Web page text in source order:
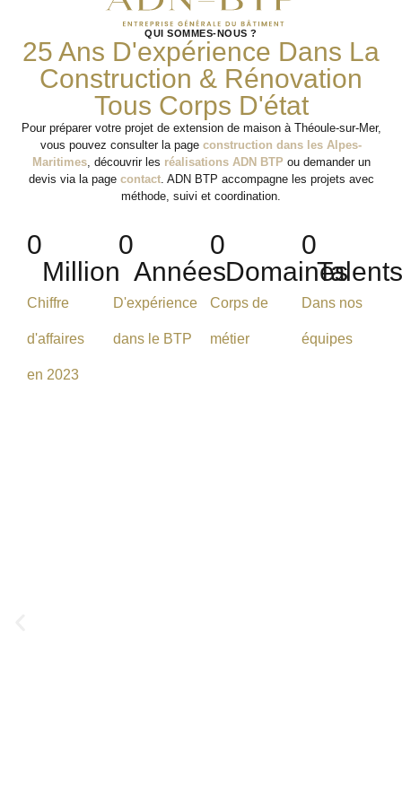
QUI SOMMES-NOUS ?
25 Ans D'expérience Dans La
Construction & Rénovation
Tous Corps D'état
Pour préparer votre projet de extension de maison à Théoule-sur-Mer,
vous pouvez consulter la page construction dans les Alpes-
Maritimes, découvrir les réalisations ADN BTP ou demander un
devis via la page contact. ADN BTP accompagne les projets avec
méthode, suivi et coordination.
Chiffre
d'affaires
en 2023
0
Million
D'expérience
dans le BTP
0
Années
Corps de
métier
0
Domaines
Dans nos
équipes
0
Talents